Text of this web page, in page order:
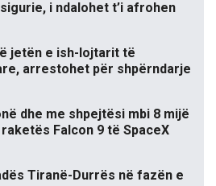
i ndalohet t’i afrohen
jetën e ish-lojtarit të
arrestohet për shpërndarje
dhe me shpejtësi mbi 8 mijë
Falcon 9 të SpaceX
Tiranë-Durrës në fazën e